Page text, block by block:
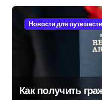
Новости для
Как получить